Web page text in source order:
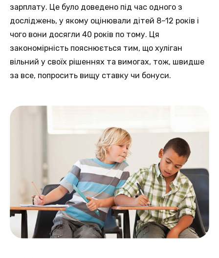
зарплату. Це було доведено під час одного з
досліджень, у якому оцінювали дітей 8–12 років і
чого вони досягли 40 років по тому. Ця
закономірність пояснюється тим, що хуліган
вільний у своїх рішеннях та вимогах, тож, швидше
за все, попросить вищу ставку чи бонуси.